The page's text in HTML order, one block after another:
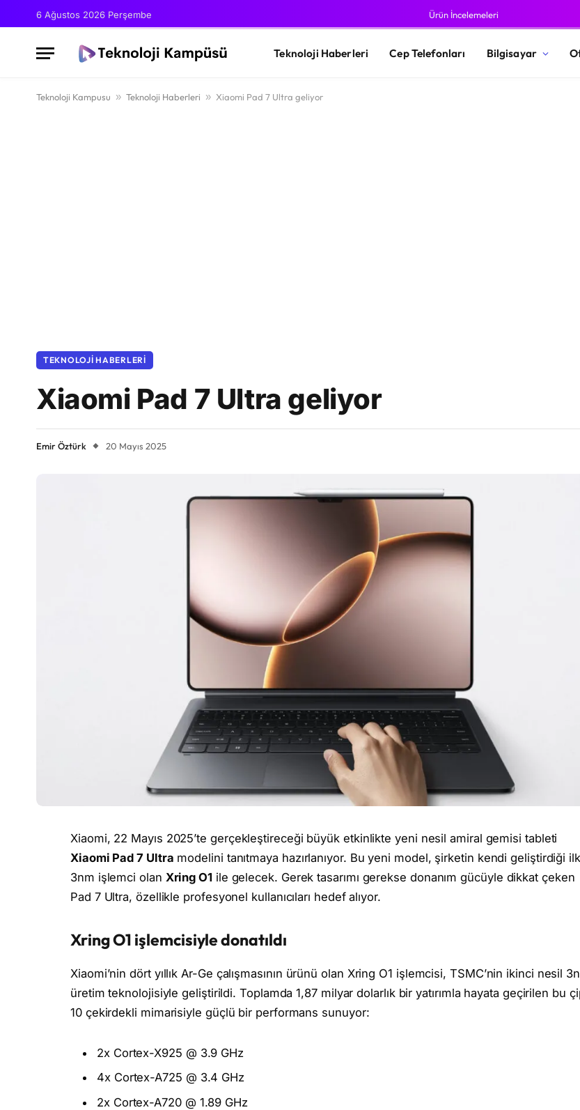
6 Ağustos 2026 Perşembe Ürün İncelemeleri
Teknoloji Haberleri Cep Telefonları Bilgisayar
Teknoloji Kampusu » Teknoloji Haberleri » Xiaomi Pad 7 Ultra geliyor
TEKNOLOJI HABERLERI
Xiaomi Pad 7 Ultra geliyor
Emir Öztürk 20 Mayıs 2025
Xiaomi, 22 Mayıs 2025’te gerçekleştireceği büyük etkinlikte yeni nesil amiral gemisi tableti
Xiaomi Pad 7 Ultra modelini tanıtmaya hazırlanıyor. Bu yeni model, şirketin kendi geliştirdiği ilk
3nm işlemci olan Xring O1 ile gelecek. Gerek tasarımı gerekse donanım gücüyle dikkat çeken
Pad 7 Ultra, özellikle profesyonel kullanıcıları hedef alıyor.
Xring O1 işlemcisiyle donatıldı
Xiaomi’nin dört yıllık Ar-Ge çalışmasının ürünü olan Xring O1 işlemcisi, TSMC’nin ikinci nesil
üretim teknolojisiyle geliştirildi. Toplamda 1,87 milyar dolarlık bir yatırımla hayata geçirilen bu
10 çekirdekli mimarisiyle güçlü bir performans sunuyor:
2x Cortex-X925 @ 3.9 GHz
4x Cortex-A725 @ 3.4 GHz
2x Cortex-A720 @ 1.89 GHz